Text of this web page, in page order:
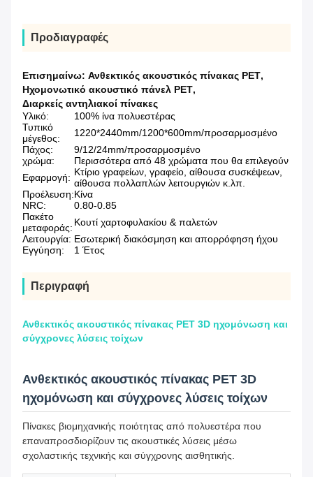
Προδιαγραφές
Επισημαίνω: Ανθεκτικός ακουστικός πίνακας PET,
Ηχομονωτικό ακουστικό πάνελ PET,
Διαρκείς αντηλιακοί πίνακες
Υλικό:
100% ίνα πολυεστέρας
Τυπικό
μέγεθος:
1220*2440mm/1200*600mm/προσαρμοσμένο
Πάχος:
9/12/24mm/προσαρμοσμένο
χρώμα:
Περισσότερα από 48 χρώματα που θα επιλεγούν
Εφαρμογή: Κτίριο γραφείων, γραφείο, αίθουσα συσκέψεων,
αίθουσα πολλαπλών λειτουργιών κ.λπ.
Προέλευση:Κίνα
NRC:
0.80-0.85
Πακέτο
μεταφοράς: Κουτί χαρτοφυλακίου & παλετών
Λειτουργία: Εσωτερική διακόσμηση και απορρόφηση ήχου
Εγγύηση:
1 Έτος
Περιγραφή
Ανθεκτικός ακουστικός πίνακας PET 3D ηχομόνωση και
σύγχρονες λύσεις τοίχων
Ανθεκτικός ακουστικός πίνακας PET 3D
ηχομόνωση και σύγχρονες λύσεις τοίχων
Πίνακες βιομηχανικής ποιότητας από πολυεστέρα που
επαναπροσδιορίζουν τις ακουστικές λύσεις μέσω
σχολαστικής τεχνικής και σύγχρονης αισθητικής.